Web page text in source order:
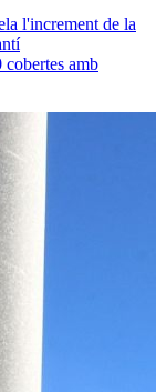
l'increment de la
amb